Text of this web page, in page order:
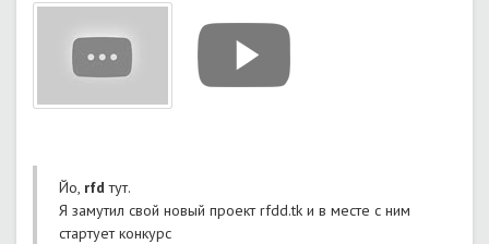
Йо, rfd тут.
Я замутил свой новый проект rfdd.tk и в месте с ним
стартует конкурс